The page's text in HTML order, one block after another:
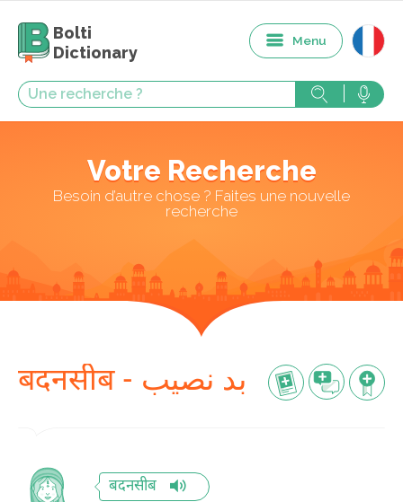
Bolti
Dictionary
Menu
Votre Recherche
Besoin d’autre chose ? Faites une nouvelle
recherche
बदनसीब - بد نصيب
बदनसीब